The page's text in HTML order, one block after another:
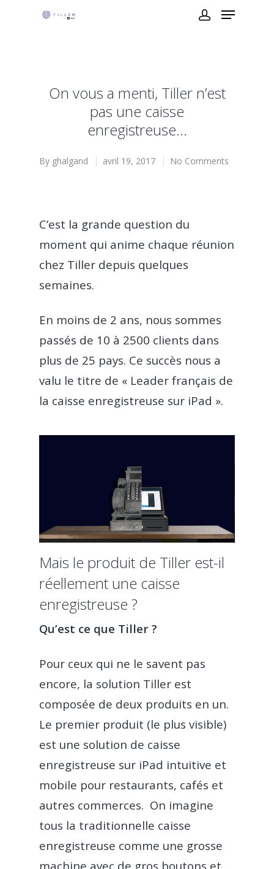
On vous a menti, Tiller n’est
pas une caisse
enregistreuse…
By ghalgand avril 19, 2017 No Comments
C’est la grande question du
moment qui anime chaque réunion
chez Tiller depuis quelques
semaines.
En moins de 2 ans, nous sommes
passés de 10 à 2500 clients dans
plus de 25 pays. Ce succès nous a
valu le titre de « Leader français de
la caisse enregistreuse sur iPad ».
Mais le produit de Tiller est-il
réellement une caisse
enregistreuse ?
Qu’est ce que Tiller ?
Pour ceux qui ne le savent pas
encore, la solution Tiller est
composée de deux produits en un.
Le premier produit (le plus visible)
est une solution de caisse
enregistreuse sur iPad intuitive et
mobile pour restaurants, cafés et
autres commerces. On imagine
tous la traditionnelle caisse
enregistreuse comme une grosse
machine avec de gros boutons et